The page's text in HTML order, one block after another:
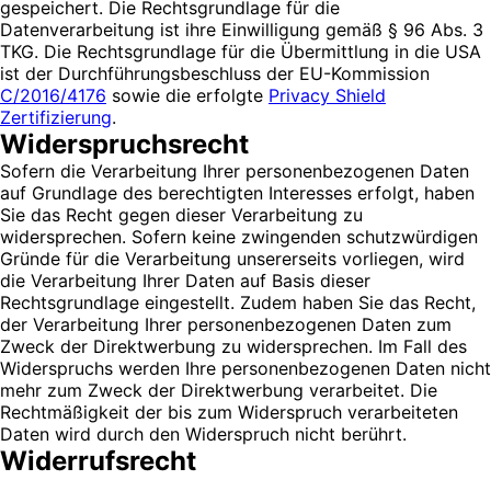
gespeichert. Die Rechtsgrundlage für die
Datenverarbeitung ist ihre Einwilligung gemäß § 96 Abs. 3
TKG. Die Rechtsgrundlage für die Übermittlung in die USA
ist der Durchführungsbeschluss der EU-Kommission
C/2016/4176 sowie die erfolgte Privacy Shield
Zertifizierung.
Widerspruchsrecht
Sofern die Verarbeitung Ihrer personenbezogenen Daten
auf Grundlage des berechtigten Interesses erfolgt, haben
Sie das Recht gegen dieser Verarbeitung zu
widersprechen. Sofern keine zwingenden schutzwürdigen
Gründe für die Verarbeitung unsererseits vorliegen, wird
die Verarbeitung Ihrer Daten auf Basis dieser
Rechtsgrundlage eingestellt. Zudem haben Sie das Recht,
der Verarbeitung Ihrer personenbezogenen Daten zum
Zweck der Direktwerbung zu widersprechen. Im Fall des
Widerspruchs werden Ihre personenbezogenen Daten nicht
mehr zum Zweck der Direktwerbung verarbeitet. Die
Rechtmäßigkeit der bis zum Widerspruch verarbeiteten
Daten wird durch den Widerspruch nicht berührt.
Widerrufsrecht